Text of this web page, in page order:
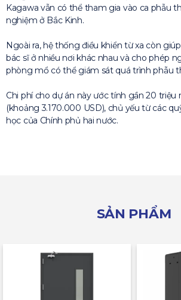
Kagawa vẫn có thể tham gia vào ca phẫu
nghiệm ở Bắc Kinh.
Ngoài ra, hệ thống điều khiển từ xa còn
bác sĩ ở nhiều nơi khác nhau và cho phép
phòng mổ có thể giám sát quá trình phẫu
Chi phí cho dự án này ước tính gần 20 triệu
(khoảng 3.170.000 USD), chủ yếu từ các
học của Chính phủ hai nước.
SẢN PHẨM